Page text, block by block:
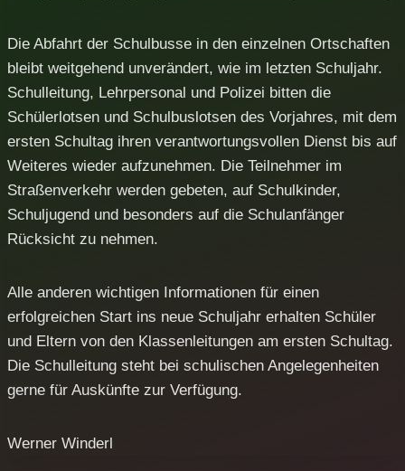
Die Abfahrt der Schulbusse in den einzelnen Ortschaften
bleibt weitgehend unverändert, wie im letzten Schuljahr.
Schulleitung, Lehrpersonal und Polizei bitten die
Schülerlotsen und Schulbuslotsen des Vorjahres, mit dem
ersten Schultag ihren verantwortungsvollen Dienst bis auf
Weiteres wieder aufzunehmen. Die Teilnehmer im
Straßenverkehr werden gebeten, auf Schulkinder,
Schuljugend und besonders auf die Schulanfänger
Rücksicht zu nehmen.
Alle anderen wichtigen Informationen für einen
erfolgreichen Start ins neue Schuljahr erhalten Schüler
und Eltern von den Klassenleitungen am ersten Schultag.
Die Schulleitung steht bei schulischen Angelegenheiten
gerne für Auskünfte zur Verfügung.
Werner Winderl